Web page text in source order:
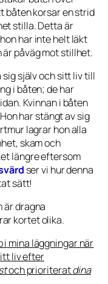
båten korsar en strid
stilla. Detta är
har inte helt läkt
är påväg mot stillhet.
själv och sitt liv till
i båten; de har
Kvinnan i båten
har stängt av sig
lagrar hon alla
skam och
längre eftersom
ser vi hur denna
sätt!
är dragna
kortet olika.
i mina läggningar när
liv efter
och prioriteratdina